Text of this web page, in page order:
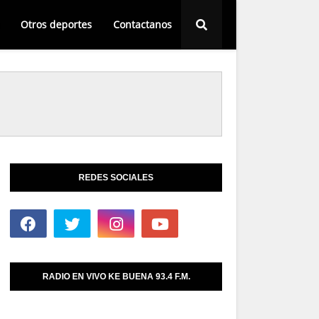
Otros deportes Contactanos
REDES SOCIALES
RADIO EN VIVO KE BUENA 93.4 F.M.